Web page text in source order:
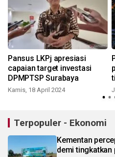
Pansus LKPj apresiasi
capaian target investasi
DPMPTSP Surabaya
Kamis, 18 April 2024
Terpopuler - Ekonomi
Kementan
demi tingkatkan